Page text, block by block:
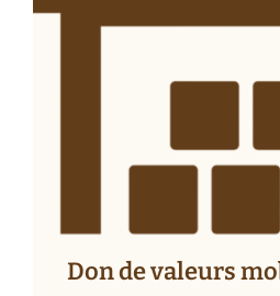
Don de valeurs